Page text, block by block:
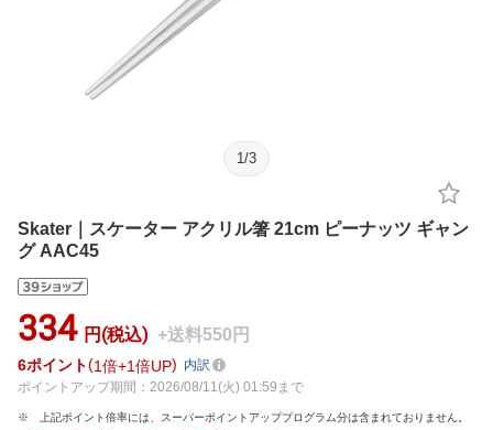
1 /3
Skater｜スケーター アクリル箸 21cm ピーナッツ ギャン
グ AAC45
334 円(税込) +送料550円
6ポイント 1倍 1倍UP
内訳
ポイントアップ期間：2026/08/11(火) 01:59まで
上記ポイント倍率には、スーパーポイントアッププログラム分は含まれておりません。